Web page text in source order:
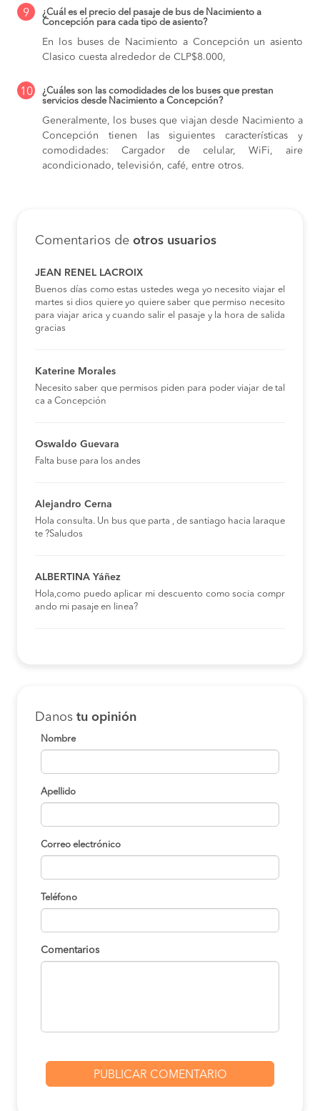
9
¿Cuál es el precio del pasaje de bus de Nacimiento a
Concepción para cada tipo de asiento?
En los buses de Nacimiento a Concepción un asiento
Clasico cuesta alrededor de CLP$8.000,
10
¿Cuáles son las comodidades de los buses que prestan
servicios desde Nacimiento a Concepción?
Generalmente, los buses que viajan desde Nacimiento a
Concepción tienen las siguientes características y
comodidades: Cargador de celular, WiFi, aire
acondicionado, televisión, café, entre otros.
Comentarios de otros usuarios
JEAN RENEL LACROIX
Buenos días como estas ustedes wega yo necesito viajar el
martes si dios quiere yo quiere saber que permiso necesito
para viajar arica y cuando salir el pasaje y la hora de salida
gracias
Katerine Morales
Necesito saber que permisos piden para poder viajar de tal
ca a Concepción
Oswaldo Guevara
Falta buse para los andes
Alejandro Cerna
Hola consulta. Un bus que parta , de santiago hacia laraque
te ?Saludos
ALBERTINA Yáñez
Hola,como puedo aplicar mi descuento como socia compr
ando mi pasaje en linea?
Danos tu opinión
Nombre
Apellido
Correo electrónico
Teléfono
Comentarios